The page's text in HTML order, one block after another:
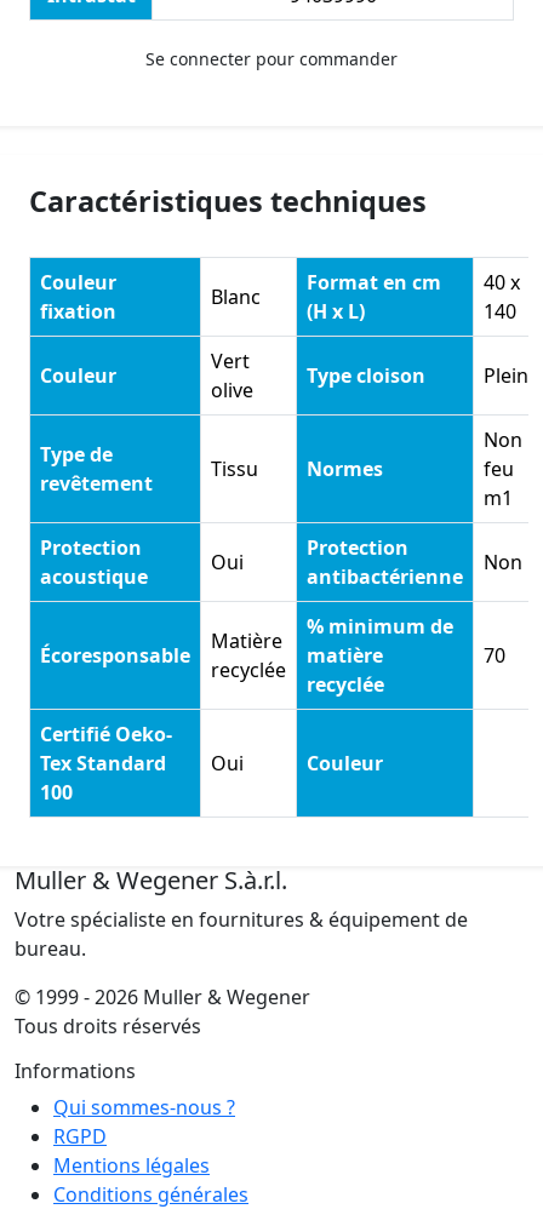
Se connecter pour commander
Caractéristiques techniques
Couleur
fixation
Blanc
Format en cm
(H x L)
40 x
140
Couleur
Vert
olive
Type cloison Pleine
Type de
revêtement
Tissu Normes
Non
feu
m1
Protection
acoustique
Oui
Protection
antibactérienne
Non
Écoresponsable
Matière
recyclée
% minimum de
matière
recyclée
70
Certifié Oeko-
Tex Standard
100
Oui Couleur
Muller & Wegener S.à.r.l.
Votre spécialiste en fournitures & équipement de
bureau.
© 1999 - 2026 Muller & Wegener
Tous droits réservés
Informations
Qui sommes-nous ?
RGPD
Mentions légales
Conditions générales